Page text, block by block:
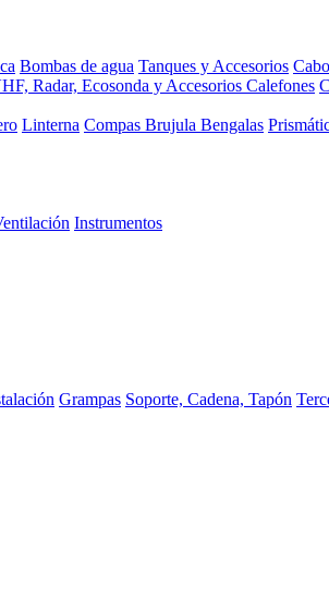
Bombas de agua Tanques y Accesorios
Radar, Ecosonda y Accesorios Calefones
Linterna Compas Brujula Bengalas
Instrumentos
Grampas Soporte, Cadena, Tapón